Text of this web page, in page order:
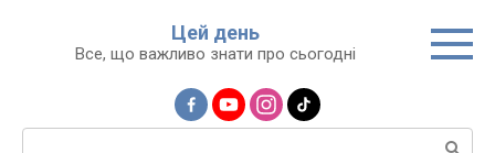
Цей день
Все, що важливо знати про сьогодні
Пошук: